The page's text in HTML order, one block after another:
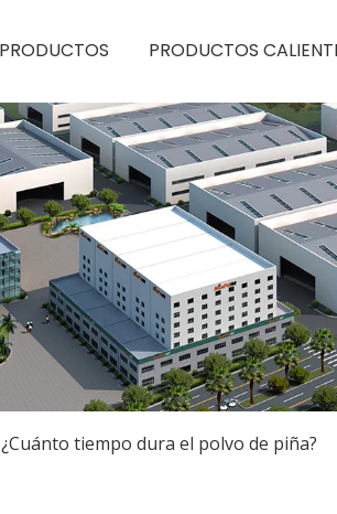
PRODUCTOS PRODUCTOS
¿Cuánto tiempo dura el polvo de piña?